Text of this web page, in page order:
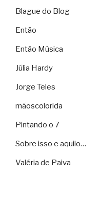
Blague do Blog
Então
Então Música
Júlia Hardy
Jorge Teles
mãoscolorida
Pintando o 7
Sobre isso e aquilo…
Valéria de Paiva